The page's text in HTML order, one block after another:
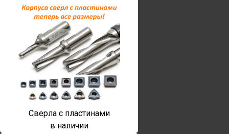
Сверла с пластинами
в наличии